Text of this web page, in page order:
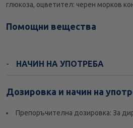
глюкоза, оцветител: черен морков
Помощни вещества
НАЧИН НА УПОТРЕБА
Дозировка и начин на
Препоръчителна дозировка: За